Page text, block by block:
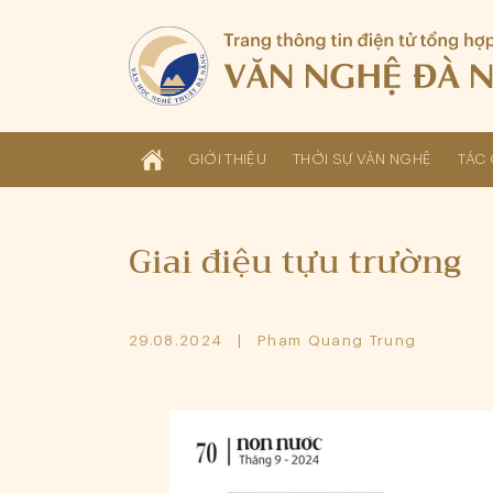
GIỚI THIỆU THỜI SỰ VĂN NGHỆ TÁC
Giai điệu tựu trường
29.08.2024 Phạm Quang Trung